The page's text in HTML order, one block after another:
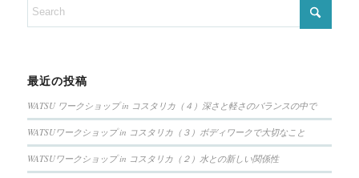
最近の投稿
WATSU ワークショップ in コスタリカ（４）深さと軽さのバランスの中で
WATSUワークショップ in コスタリカ（３）ボディワークで大切なこと
WATSUワークショップ in コスタリカ（２）水との新しい関係性